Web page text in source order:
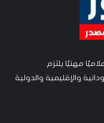
مهنيًا يلتزم
والإقليمية والدولية